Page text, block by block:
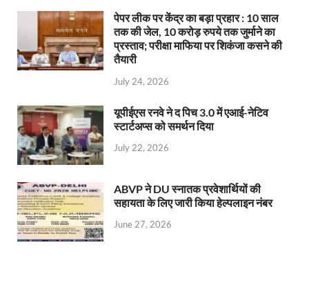
पेपर लीक पर केंद्र का बड़ा प्रहार : 10 साल
तक की जेल, 10 करोड़ रुपये तक जुर्माने का
प्रस्ताव; परीक्षा माफिया पर शिकंजा कसने की
तैयारी
July 24, 2026
यूपीईएस रनवे ने द पिच 3.0 में एआई-नेटिव
स्टार्टअप्स को समर्थन दिया
July 22, 2026
ABVP ने DU स्नातक प्रवेशार्थियों की
सहायता के लिए जारी किया हेल्पलाइन नंबर
June 27, 2026